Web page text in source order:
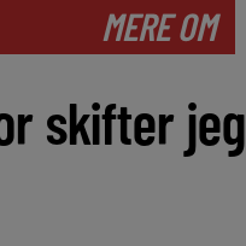
MERE OM
skifter jeg